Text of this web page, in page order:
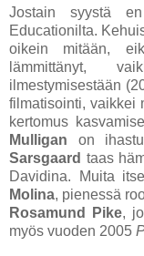
Jostain syystä
Educationilta.
oikein mitään,
lämmittänyt,
ilmestymisestään
filmatisointi, vaikkei
kertomus
Mulligan on
Sarsgaard taas
Davidina. Muita
Molina, pienessä
Rosamund Pike,
myös vuoden 2005